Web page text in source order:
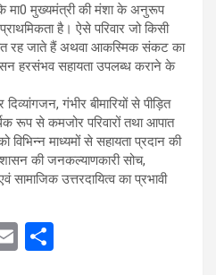
मा0 मुख्यमंत्री की मंशा के अनुरूप
है। ऐसे परिवार जो किसी
रह जाते हैं अथवा आकस्मिक संकट का
हरसंभव सहायता उपलब्ध कराने के
गंभीर बीमारियों से पीड़ित
रूप से कमजोर परिवारों तथा आपात
विभिन्न माध्यमों से सहायता प्रदान की
की जनकल्याणकारी सोच,
उत्तरदायित्व का प्रभावी
E